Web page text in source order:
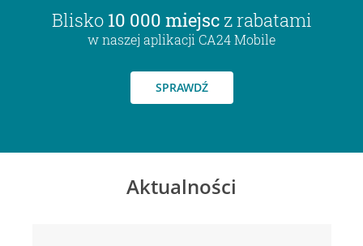
Blisko 10 000 miejsc z rabatami
w naszej aplikacji CA24 Mobile
SPRAWDŹ
Aktualności